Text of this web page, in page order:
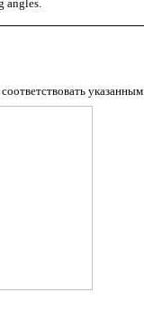
angles.
указанным